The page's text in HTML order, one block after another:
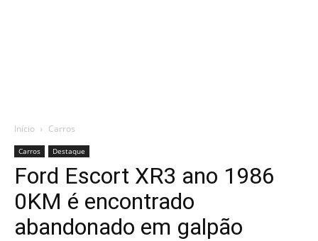
Início Carros
Carros Destaque
Ford Escort XR3 ano 1986
0KM é encontrado
abandonado em galpão